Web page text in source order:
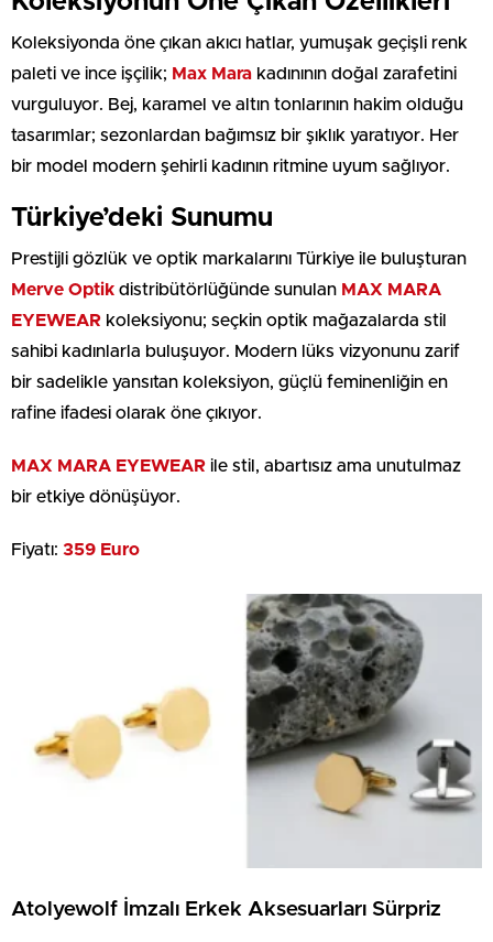
Koleksiyonda öne çıkan akıcı hatlar, yumuşak geçişli renk
paleti ve ince işçilik; Max Mara kadınının doğal zarafetini
vurguluyor. Bej, karamel ve altın tonlarının hakim olduğu
tasarımlar; sezonlardan bağımsız bir şıklık yaratıyor. Her
bir model modern şehirli kadının ritmine uyum sağlıyor.
Türkiye’deki Sunumu
Prestijli gözlük ve optik markalarını Türkiye ile buluşturan
Merve Optik distribütörlüğünde sunulan MAX MARA
EYEWEAR koleksiyonu; seçkin optik mağazalarda stil
sahibi kadınlarla buluşuyor. Modern lüks vizyonunu zarif
bir sadelikle yansıtan koleksiyon, güçlü feminenliğin en
rafine ifadesi olarak öne çıkıyor.
MAX MARA EYEWEAR ile stil, abartısız ama unutulmaz
bir etkiye dönüşüyor.
Fiyatı: 359 Euro
Atolyewolf İmzalı Erkek Aksesuarları Sürpriz